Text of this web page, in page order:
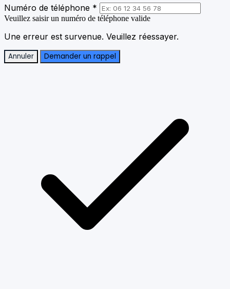
Numéro de téléphone *
Veuillez saisir un numéro de téléphone valide
Une erreur est survenue. Veuillez réessayer.
Annuler Demander un rappel